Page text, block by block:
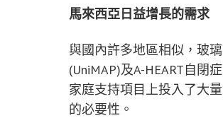
馬來西亞日益增長的需求
與國內許多地區相似，玻
(UniMAP)及A-HEART自閉
家庭支持項目上投入了大
的必要性。